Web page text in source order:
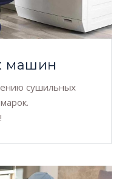
машин
сушильных